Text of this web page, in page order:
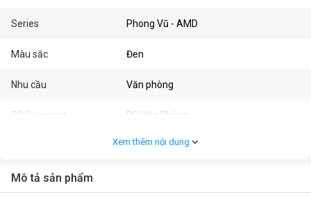
Series Phong Vũ - AMD
Màu sắc Đen
Nhu cầu Văn phòng
PC Segment PC Văn Phòng
CPU
AMD Ryzen 3 3200G ( 3.6 GHz up to
Xem thêm nội dung
Mô tả sản phẩm